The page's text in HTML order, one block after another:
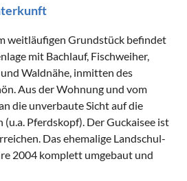
weitläufigen Grundstück befindet
mit Bachlauf, Fischweiher,
Waldnähe, inmitten des
Aus der Wohnung und vom
die unverbaute Sicht auf die
(u.a. Pferdskopf). Der Guckaisee ist
Das ehemalige Landschul-
2004 komplett umgebaut und